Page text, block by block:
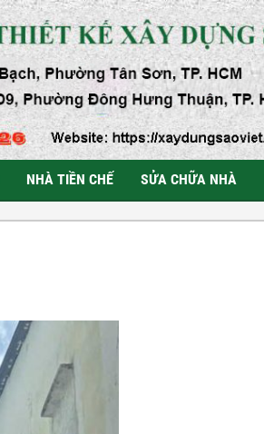
NHÀ TIỀN CHẾ SỬA CHỮA NHÀ